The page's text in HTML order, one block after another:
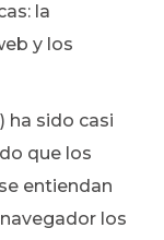
la
y los
ha sido casi
que los
entiendan
los